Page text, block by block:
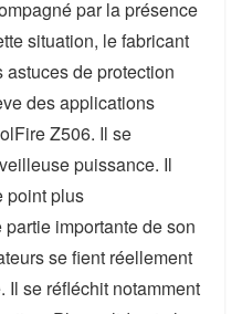
par la présence
situation, le fabricant
de protection
des applications
Z506. Il se
puissance. Il
point plus
importante de son
se fient réellement
Il se réfléchit notamment